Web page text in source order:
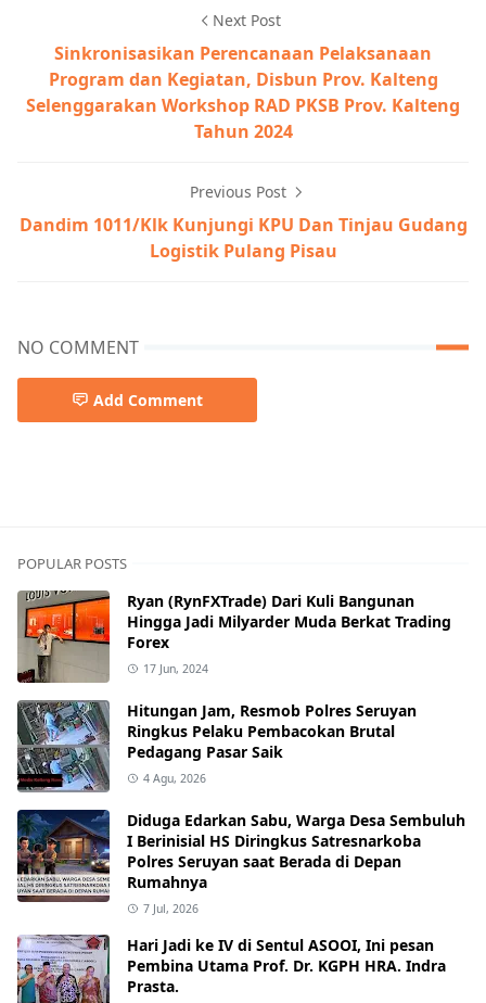
Next Post
Sinkronisasikan Perencanaan Pelaksanaan
Program dan Kegiatan, Disbun Prov. Kalteng
Selenggarakan Workshop RAD PKSB Prov. Kalteng
Tahun 2024
Previous Post
Dandim 1011/Klk Kunjungi KPU Dan Tinjau Gudang
Logistik Pulang Pisau
NO COMMENT
Add Comment
POPULAR POSTS
Ryan (RynFXTrade) Dari Kuli Bangunan
Hingga Jadi Milyarder Muda Berkat Trading
Forex
17 Jun, 2024
Hitungan Jam, Resmob Polres Seruyan
Ringkus Pelaku Pembacokan Brutal
Pedagang Pasar Saik
4 Agu, 2026
Diduga Edarkan Sabu, Warga Desa Sembuluh
I Berinisial HS Diringkus Satresnarkoba
Polres Seruyan saat Berada di Depan
Rumahnya
7 Jul, 2026
Hari Jadi ke IV di Sentul ASOOI, Ini pesan
Pembina Utama Prof. Dr. KGPH HRA. Indra
Prasta.